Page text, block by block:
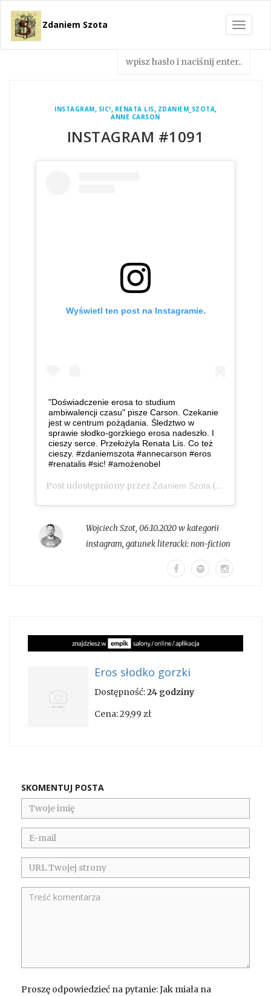
Toggle
Zdaniem Szota
INSTAGRAM, SIC!, RENATA LIS, ZDANIEM_SZOTA,
ANNE CARSON
INSTAGRAM #1091
Wyświetl ten post na Instagramie.
"Doświadczenie erosa to studium
ambiwalencji czasu" pisze Carson. Czekanie
jest w centrum pożądania. Śledztwo w
sprawie słodko-gorzkiego erosa nadeszło. I
cieszy serce. Przełożyla Renata Lis. Co też
cieszy. #zdaniemszota #annecarson #eros
#renatalis #sic! #amożenobel
Post udostępniony przez Zdaniem Szota (@zdaniem_szota)
Wojciech Szot, 06.10.2020 w kategorii
instagram, gatunek literacki:non-fiction
Eros słodko gorzki
Dostępność:24 godziny
Cena:29,99 zł
SKOMENTUJ POSTA
Proszę odpowiedzieć na pytanie: Jak miała na